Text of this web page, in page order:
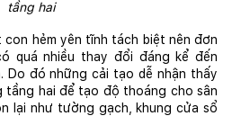
tầng hai
hẻm yên tĩnh tách biệt nên đơn
quá nhiều thay đổi đáng kể đến
Do đó những cải tạo dễ nhận thấy
tầng hai để tạo độ thoáng cho sân
lại như tường gạch, khung cửa sổ